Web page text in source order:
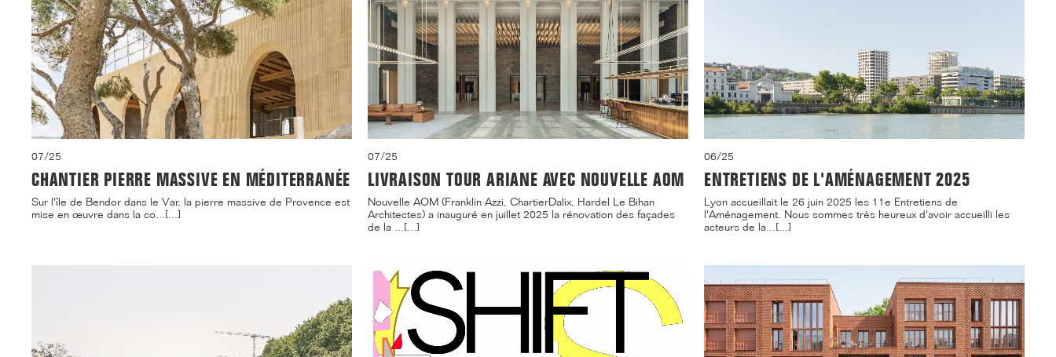
07/25
CHANTIER PIERRE MASSIVE EN MÉDITERRANÉE
Sur l'île de Bendor dans le Var, la pierre massive de Provence est
mise en œuvre dans la co...[...]
07/25
LIVRAISON TOUR ARIANE AVEC NOUVELLE AOM
Nouvelle AOM (Franklin Azzi, ChartierDalix, Hardel Le Bihan
Architectes) a inauguré en juillet 2025 la rénovation des façades
de la ...[...]
06/25
ENTRETIENS DE L'AMÉNAGEMENT 2025
Lyon accueillait le 26 juin 2025 les 11e Entretiens de
l'Aménagement. Nous sommes très heureux d'avoir accueilli les
acteurs de la...[...]